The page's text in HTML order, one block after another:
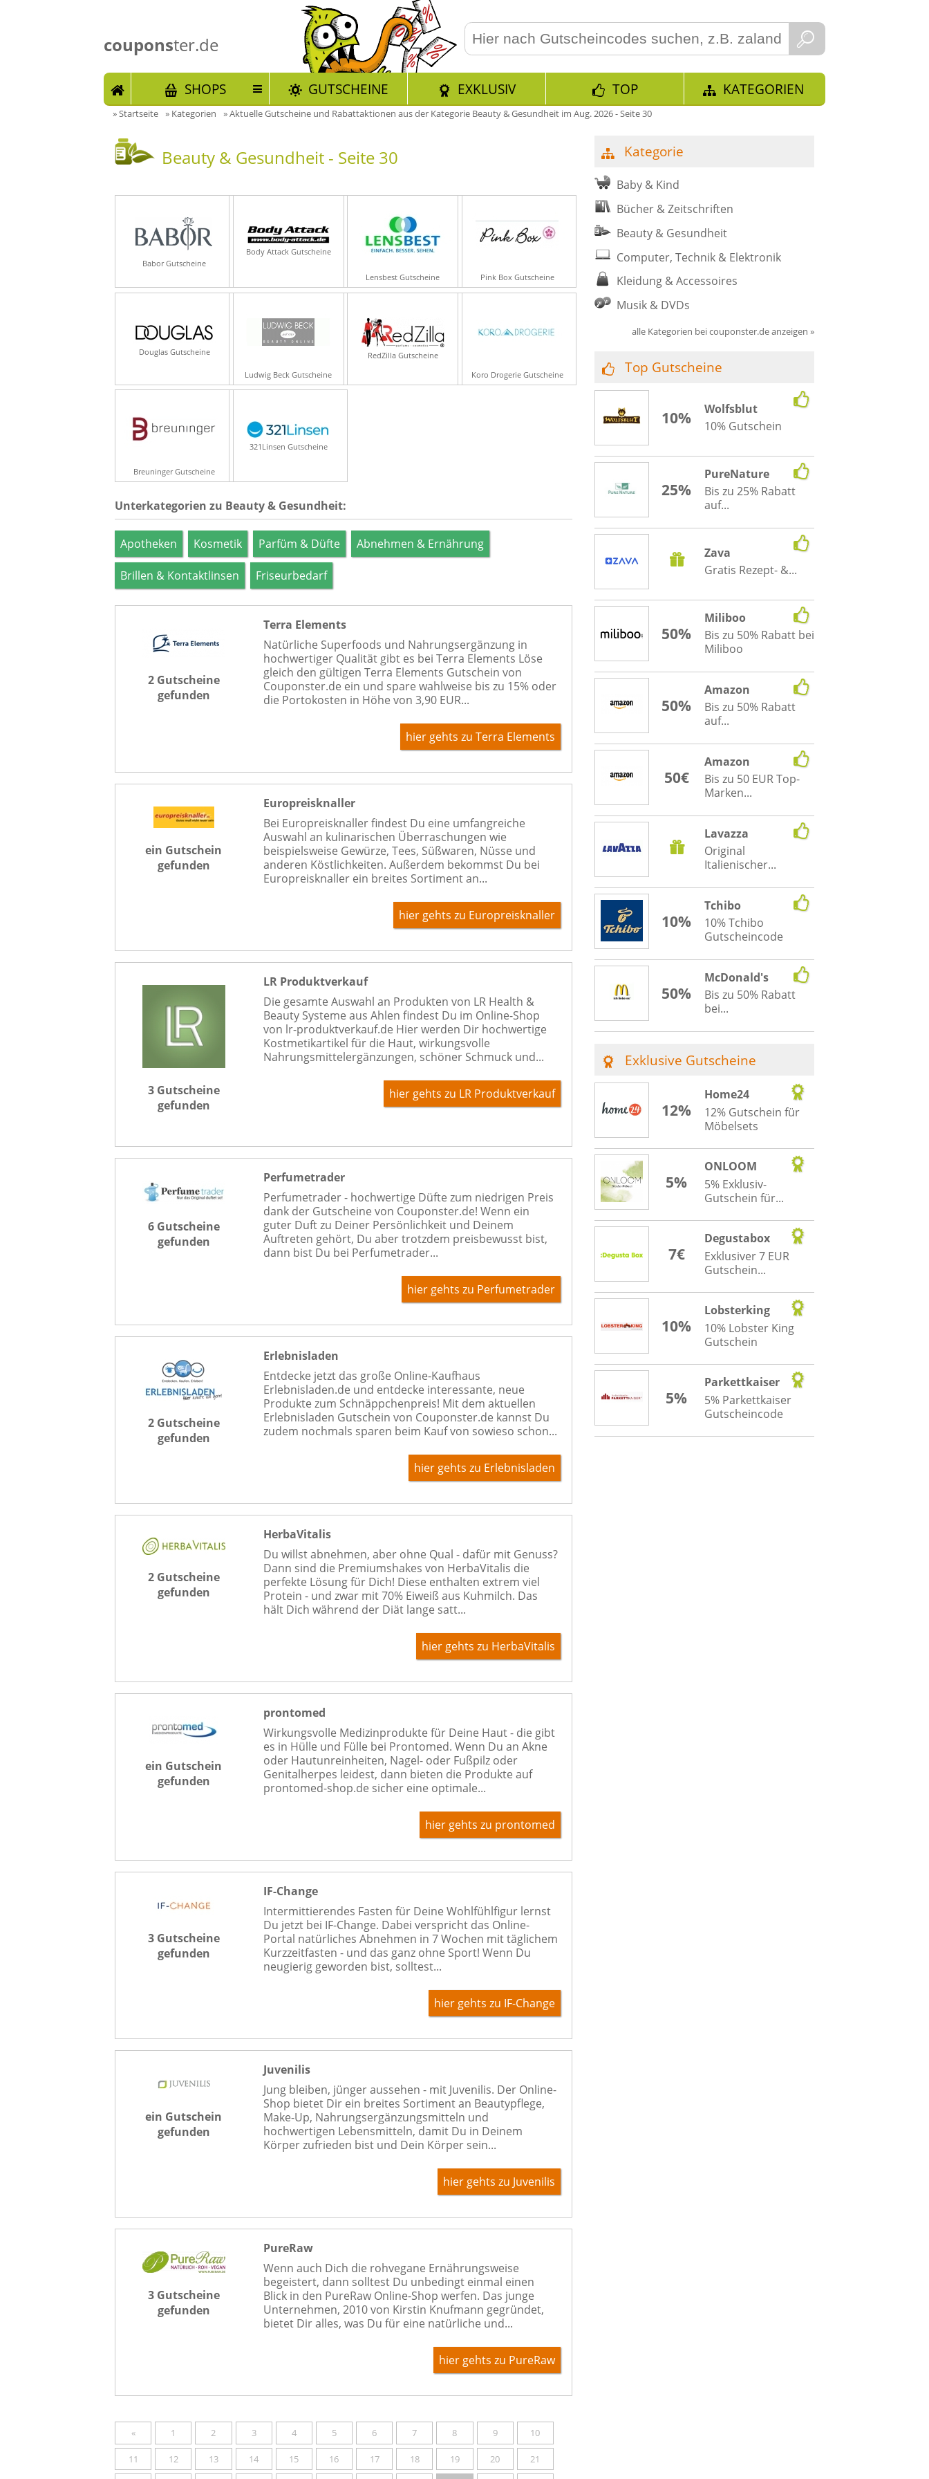
couponster.de
START SHOPS GUTSCHEINE EXKLUSIV TOP KATEGORIEN
»Startseite » Kategorien »Aktuelle Gutscheine und Rabattaktionen aus der Kategorie Beauty & Gesundheit im Aug. 2026 - Seite 30
Beauty & Gesundheit - Seite 30
Babor Gutscheine
Body Attack Gutscheine
Lensbest Gutscheine Pink Box Gutscheine
Douglas Gutscheine
Ludwig Beck Gutscheine
RedZilla Gutscheine
Koro Drogerie Gutscheine
Breuninger Gutscheine
321Linsen Gutscheine
Unterkategorien zu Beauty & Gesundheit:
Apotheken Kosmetik Parfüm & Düfte Abnehmen & Ernährung
Brillen & Kontaktlinsen Friseurbedarf
2 Gutscheine
gefunden
Terra Elements
Natürliche Superfoods und Nahrungsergänzung in
hochwertiger Qualität gibt es bei Terra Elements Löse
gleich den gültigen Terra Elements Gutschein von
Couponster.de ein und spare wahlweise bis zu 15% oder
die Portokosten in Höhe von 3,90 EUR...
hier gehts zu Terra Elements
ein Gutschein
gefunden
Europreisknaller
Bei Europreisknaller findest Du eine umfangreiche
Auswahl an kulinarischen Überraschungen wie
beispielsweise Gewürze, Tees, Süßwaren, Nüsse und
anderen Köstlichkeiten. Außerdem bekommst Du bei
Europreisknaller ein breites Sortiment an...
hier gehts zu Europreisknaller
3 Gutscheine
gefunden
LR Produktverkauf
Die gesamte Auswahl an Produkten von LR Health &
Beauty Systeme aus Ahlen findest Du im Online-Shop
von lr-produktverkauf.de Hier werden Dir hochwertige
Kostmetikartikel für die Haut, wirkungsvolle
Nahrungsmittelergänzungen, schöner Schmuck und...
hier gehts zu LR Produktverkauf
6 Gutscheine
gefunden
Perfumetrader
Perfumetrader - hochwertige Düfte zum niedrigen Preis
dank der Gutscheine von Couponster.de! Wenn ein
guter Duft zu Deiner Persönlichkeit und Deinem
Auftreten gehört, Du aber trotzdem preisbewusst bist,
dann bist Du bei Perfumetrader...
hier gehts zu Perfumetrader
2 Gutscheine
gefunden
Erlebnisladen
Entdecke jetzt das große Online-Kaufhaus
Erlebnisladen.de und entdecke interessante, neue
Produkte zum Schnäppchenpreis! Mit dem aktuellen
Erlebnisladen Gutschein von Couponster.de kannst Du
zudem nochmals sparen beim Kauf von sowieso schon...
hier gehts zu Erlebnisladen
2 Gutscheine
gefunden
HerbaVitalis
Du willst abnehmen, aber ohne Qual - dafür mit Genuss?
Dann sind die Premiumshakes von HerbaVitalis die
perfekte Lösung für Dich! Diese enthalten extrem viel
Protein - und zwar mit 70% Eiweiß aus Kuhmilch. Das
hält Dich während der Diät lange satt...
hier gehts zu HerbaVitalis
ein Gutschein
gefunden
prontomed
Wirkungsvolle Medizinprodukte für Deine Haut - die gibt
es in Hülle und Fülle bei Prontomed. Wenn Du an Akne
oder Hautunreinheiten, Nagel- oder Fußpilz oder
Genitalherpes leidest, dann bieten die Produkte auf
prontomed-shop.de sicher eine optimale...
hier gehts zu prontomed
3 Gutscheine
gefunden
IF-Change
Intermittierendes Fasten für Deine Wohlfühlfigur lernst
Du jetzt bei IF-Change. Dabei verspricht das Online-
Portal natürliches Abnehmen in 7 Wochen mit täglichem
Kurzzeitfasten - und das ganz ohne Sport! Wenn Du
neugierig geworden bist, solltest...
hier gehts zu IF-Change
ein Gutschein
gefunden
Juvenilis
Jung bleiben, jünger aussehen - mit Juvenilis. Der Online-
Shop bietet Dir ein breites Sortiment an Beautypflege,
Make-Up, Nahrungsergänzungsmitteln und
hochwertigen Lebensmitteln, damit Du in Deinem
Körper zufrieden bist und Dein Körper sein...
hier gehts zu Juvenilis
3 Gutscheine
gefunden
PureRaw
Wenn auch Dich die rohvegane Ernährungsweise
begeistert, dann solltest Du unbedingt einmal einen
Blick in den PureRaw Online-Shop werfen. Das junge
Unternehmen, 2010 von Kirstin Knufmann gegründet,
bietet Dir alles, was Du für eine natürliche und...
hier gehts zu PureRaw
« 1 2 3 4 5 6 7 8 9 10
11 12 13 14 15 16 17 18 19 20 21
Kategorie
Baby & Kind
Bücher & Zeitschriften
Beauty & Gesundheit
Computer, Technik & Elektronik
Kleidung & Accessoires
Musik & DVDs
alle Kategorien bei couponster.de anzeigen »
Top Gutscheine
10%
Wolfsblut
10% Gutschein
25%
PureNature
Bis zu 25% Rabatt
auf...
Zava
Gratis Rezept- &...
50%
Miliboo
Bis zu 50% Rabatt bei
Miliboo
50%
Amazon
Bis zu 50% Rabatt
auf...
50€
Amazon
Bis zu 50 EUR Top-
Marken...
Lavazza
Original
Italienischer...
10%
Tchibo
10% Tchibo
Gutscheincode
50%
McDonald's
Bis zu 50% Rabatt
bei...
Exklusive Gutscheine
12%
Home24
12% Gutschein für
Möbelsets
5%
ONLOOM
5% Exklusiv-
Gutschein für...
7€
Degustabox
Exklusiver 7 EUR
Gutschein...
10%
Lobsterking
10% Lobster King
Gutschein
5%
Parkettkaiser
5% Parkettkaiser
Gutscheincode